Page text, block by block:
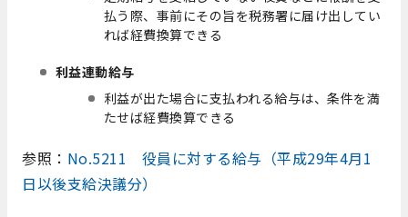
払う際、事前にその旨を税務署に届け出してい
れば経費換算できる
利益連動給与
利益が出た場合に支払われる給与は、条件を満
たせば経費換算できる
参照： No.5211 役員に対する給与（平成29年4月1
日以後支給決議分）